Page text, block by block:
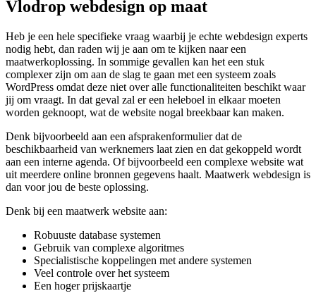
Vlodrop webdesign op maat
Heb je een hele specifieke vraag waarbij je echte webdesign experts
nodig hebt, dan raden wij je aan om te kijken naar een
maatwerkoplossing. In sommige gevallen kan het een stuk
complexer zijn om aan de slag te gaan met een systeem zoals
WordPress omdat deze niet over alle functionaliteiten beschikt waar
jij om vraagt. In dat geval zal er een heleboel in elkaar moeten
worden geknoopt, wat de website nogal breekbaar kan maken.
Denk bijvoorbeeld aan een afsprakenformulier dat de
beschikbaarheid van werknemers laat zien en dat gekoppeld wordt
aan een interne agenda. Of bijvoorbeeld een complexe website wat
uit meerdere online bronnen gegevens haalt. Maatwerk webdesign is
dan voor jou de beste oplossing.
Denk bij een maatwerk website aan:
Robuuste database systemen
Gebruik van complexe algoritmes
Specialistische koppelingen met andere systemen
Veel controle over het systeem
Een hoger prijskaartje